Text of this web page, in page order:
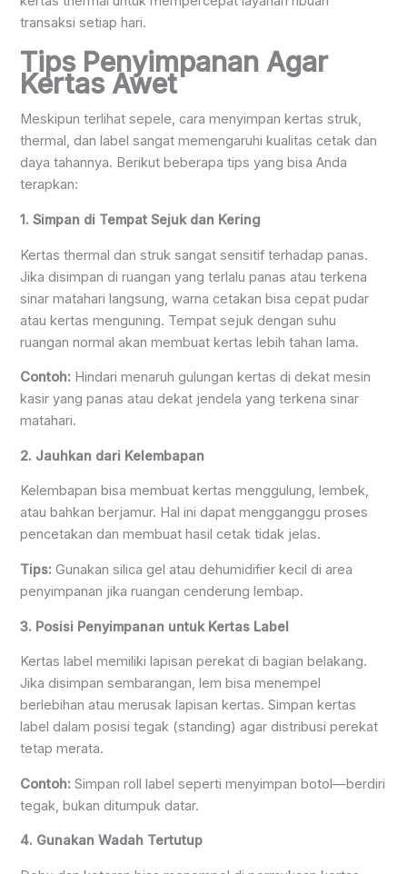
transaksi setiap hari.
Tips Penyimpanan Agar
Kertas Awet
Meskipun terlihat sepele, cara menyimpan kertas struk,
thermal, dan label sangat memengaruhi kualitas cetak dan
daya tahannya. Berikut beberapa tips yang bisa Anda
terapkan:
1. Simpan di Tempat Sejuk dan Kering
Kertas thermal dan struk sangat sensitif terhadap panas.
Jika disimpan di ruangan yang terlalu panas atau terkena
sinar matahari langsung, warna cetakan bisa cepat pudar
atau kertas menguning. Tempat sejuk dengan suhu
ruangan normal akan membuat kertas lebih tahan lama.
Contoh: Hindari menaruh gulungan kertas di dekat mesin
kasir yang panas atau dekat jendela yang terkena sinar
matahari.
2. Jauhkan dari Kelembapan
Kelembapan bisa membuat kertas menggulung, lembek,
atau bahkan berjamur. Hal ini dapat mengganggu proses
pencetakan dan membuat hasil cetak tidak jelas.
Tips:Gunakan silica gel atau dehumidifier kecil di area
penyimpanan jika ruangan cenderung lembap.
3. Posisi Penyimpanan untuk Kertas Label
Kertas label memiliki lapisan perekat di bagian belakang.
Jika disimpan sembarangan, lem bisa menempel
berlebihan atau merusak lapisan kertas. Simpan kertas
label dalam posisi tegak (standing) agar distribusi perekat
tetap merata.
Contoh:Simpan roll label seperti menyimpan botol—berdiri
tegak, bukan ditumpuk datar.
4. Gunakan Wadah Tertutup